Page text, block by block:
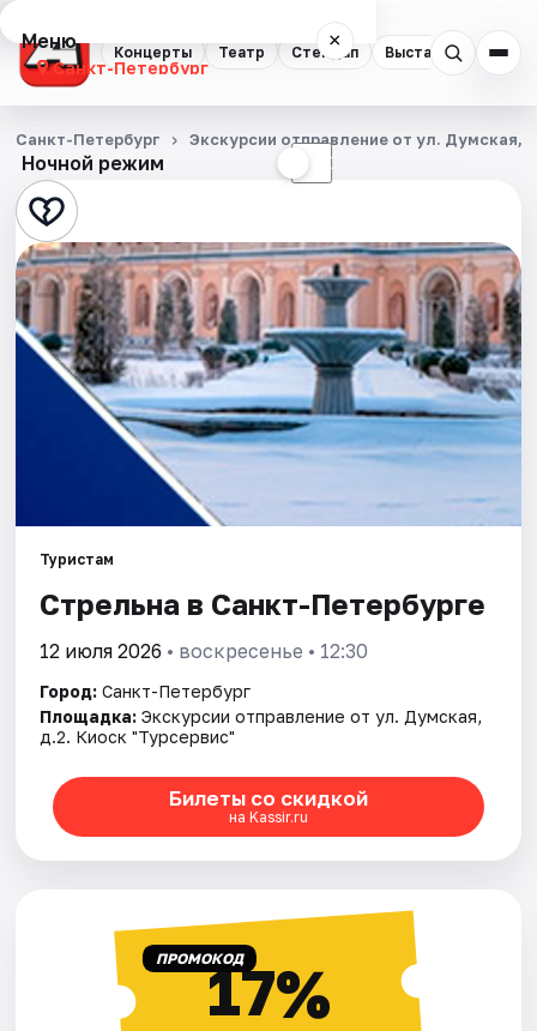
Концерты Театр Стендап Выставки
Меню ×
Санкт-Петербург
Концерты
Театр
Стендап
Выставки
Квесты
Экскурсии
Города
Площадки
Артисты
Ночной режим ☾
Санкт-Петербург Экскурсии отправление от ул. Думская,
Туристам
Стрельна в Санкт-Петербурге
12 июля 2026 • воскресенье • 12:30
Город: Санкт-Петербург
Площадка: Экскурсии отправление от ул. Думская,
д.2. Киоск "Турсервис"
Билеты со скидкой
на Kassir.ru
ПРОМОКОД17%